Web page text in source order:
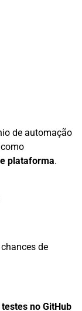
de automação
plataforma.
de
no GitHub